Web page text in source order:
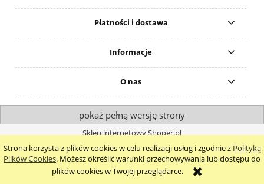
Strona korzysta z plików cookies w celu realizacji usług i zgodnie z Polityką
Plików Cookies. Możesz określić warunki przechowywania lub dostępu do
plików cookies w Twojej przeglądarce.
Płatności i dostawa
Informacje
O nas
pokaż pełną wersję strony
Sklep internetowy Shoper.pl